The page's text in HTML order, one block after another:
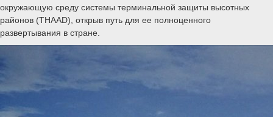
окружающую среду системы терминальной защиты высотных
районов (THAAD), открыв путь для ее полноценного
развертывания в стране.